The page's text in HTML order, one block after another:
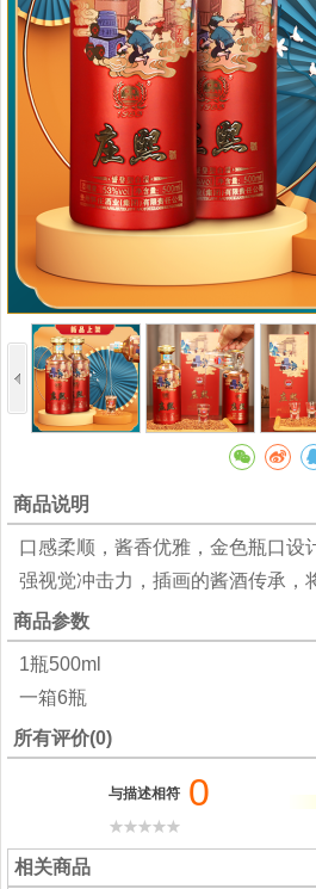
商品说明
口感柔顺，酱香优雅，金色瓶口
强视觉冲击力，插画的酱酒传承，
商品参数
1瓶500ml
一箱6瓶
所有评价(0)
与描述相符 0
相关商品